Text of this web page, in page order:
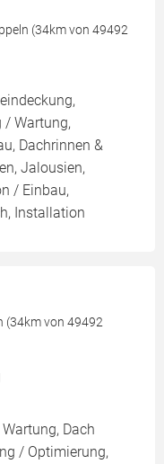
(34km von 49492
/ Wartung,
Dachrinnen &
Jalousien,
/ Einbau,
Installation
(34km von 49492
Dach
/ Optimierung,